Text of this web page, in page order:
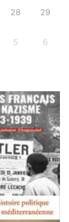
28 29
5 6